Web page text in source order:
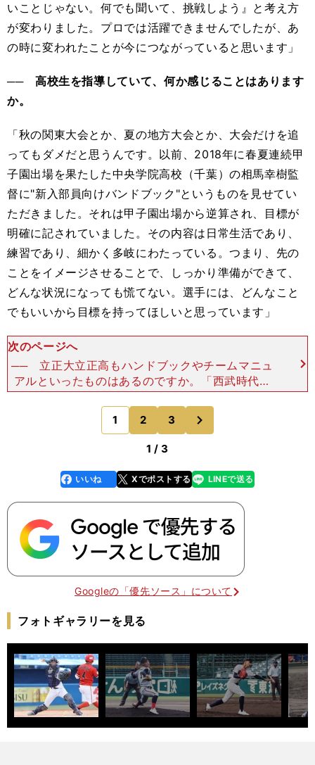
いことじゃない。何でも聞いて、挑戦しよう』と考え方
が変わりました。プロでは活躍できませんでしたが、あ
の時に変われたことが今につながっていると思います」
── 高校生を指導していて、何か感じることはあります
か。
「秋の関東大会とか、夏の地方大会とか、大会だけを追
ってもダメだと思うんです。以前、2018年に春夏連続甲
子園出場を果たした中央学院高校（千葉）の相馬幸樹監
督に"新入部員向けバンドブック"というものを見せてい
ただきました。それは甲子園出場から逆算され、目標が
明確に記されていました。その内容は日常生活であり、
練習であり、細かく多岐にわたっている。つまり、先の
ことをイメージさせることで、しっかり準備ができて、
どんな状況になっても慌てない。選手には、どんなこと
でもいいから目標を持ってほしいと思っています」
次のページへ
── 立正大立正高もハンドブックやチームマニュ
アルといったものはあるのですか。「西武時代に
『ライオンズ必勝法、必敗法』というマニュアルが
あって、コーチが読み上げるものをノートにとって
いました。たとえ
1 2 3
1 / 3
faceboo
k
いいね Xでポストする
line LINEで送る
Googleの「優先ソース」について
フォトギャラリーを見る